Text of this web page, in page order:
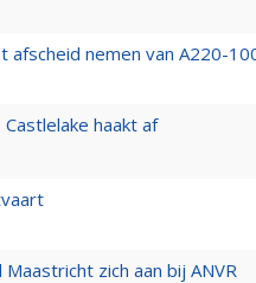
afscheid nemen van A220-
haakt af
zich aan bij ANVR